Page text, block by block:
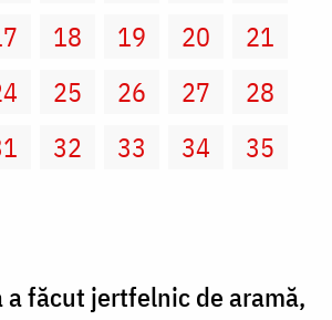
18 19 20
21
25 26 27
28
32 33 34
35
a făcut jertfelnic de aramă,